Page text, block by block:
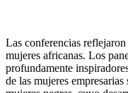
Las conferencias
mujeres africanas. Los
profundamente
de las mujeres